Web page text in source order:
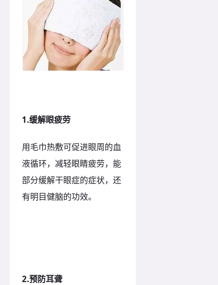
1.缓解眼疲劳
用毛巾热敷可促进眼周的血
液循环，减轻眼睛疲劳，能
部分缓解干眼症的症状，还
有明目健脑的功效。
2.预防耳聋